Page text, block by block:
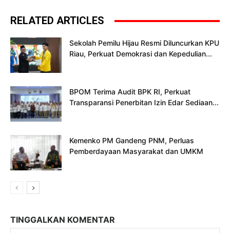
RELATED ARTICLES
Sekolah Pemilu Hijau Resmi Diluncurkan KPU
Riau, Perkuat Demokrasi dan Kepedulian...
BPOM Terima Audit BPK RI, Perkuat
Transparansi Penerbitan Izin Edar Sediaan...
Kemenko PM Gandeng PNM, Perluas
Pemberdayaan Masyarakat dan UMKM
TINGGALKAN KOMENTAR